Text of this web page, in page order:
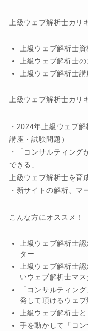
上級ウェブ解析士カリ
上級ウェブ解析士
上級ウェブ解析士
上級ウェブ解析士
上級ウェブ解析士カリ
・2024年上級ウェブ
講座・試験問題）
・「コンサルティング
できる」
上級ウェブ解析士を
・新サイトの解析、マ
こんな方にオススメ！
上級ウェブ解析士
ター
上級ウェブ解析士
いウェブ解析士マス
「コンサルティン
発して頂けるウェ
上級ウェブ解析士
手を動かして「コ